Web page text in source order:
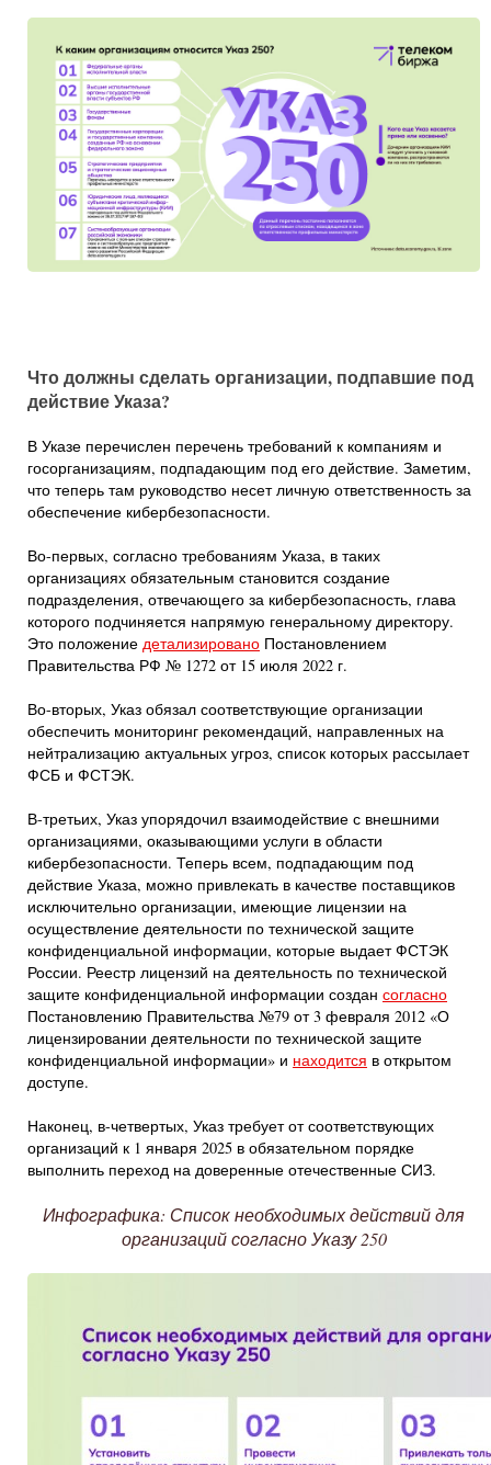
Что должны сделать организации, подпавшие под
действие Указа?
В Указе перечислен перечень требований к компаниям и
госорганизациям, подпадающим под его действие. Заметим,
что теперь там руководство несет личную ответственность за
обеспечение кибербезопасности.
Во-первых, согласно требованиям Указа, в таких
организациях обязательным становится создание
подразделения, отвечающего за кибербезопасность, глава
которого подчиняется напрямую генеральному директору.
Это положение детализировано Постановлением
Правительства РФ № 1272 от 15 июля 2022 г.
Во-вторых, Указ обязал соответствующие организации
обеспечить мониторинг рекомендаций, направленных на
нейтрализацию актуальных угроз, список которых рассылает
ФСБ и ФСТЭК.
В-третьих, Указ упорядочил взаимодействие с внешними
организациями, оказывающими услуги в области
кибербезопасности. Теперь всем, подпадающим под
действие Указа, можно привлекать в качестве поставщиков
исключительно организации, имеющие лицензии на
осуществление деятельности по технической защите
конфиденциальной информации, которые выдает ФСТЭК
России. Реестр лицензий на деятельность по технической
защите конфиденциальной информации создан согласно
Постановлению Правительства №79 от 3 февраля 2012 «О
лицензировании деятельности по технической защите
конфиденциальной информации» и находится в открытом
доступе.
Наконец, в-четвертых, Указ требует от соответствующих
организаций к 1 января 2025 в обязательном порядке
выполнить переход на доверенные отечественные СИЗ.
Инфографика: Список необходимых действий для
организаций согласно Указу 250